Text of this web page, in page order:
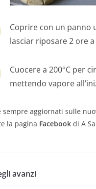
Coprire con un panno
lasciar riposare 2 ore a
Cuocere a 200°C per
mettendo vapore
sempre aggiornati sulle
la pagina Facebook di A
avanzi